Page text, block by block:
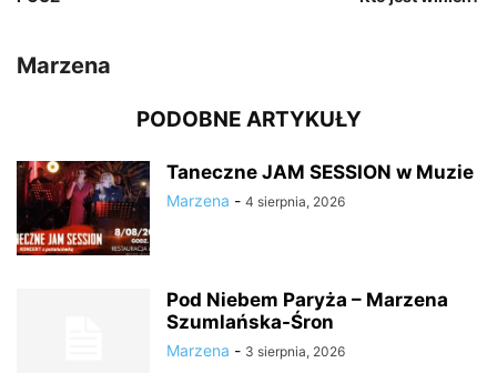
Marzena
PODOBNE ARTYKUŁY
Taneczne JAM SESSION w Muzie
Marzena - 4 sierpnia, 2026
Pod Niebem Paryża – Marzena
Szumlańska-Śron
Marzena - 3 sierpnia, 2026